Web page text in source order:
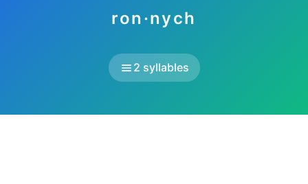
ron·nych
2 syllables